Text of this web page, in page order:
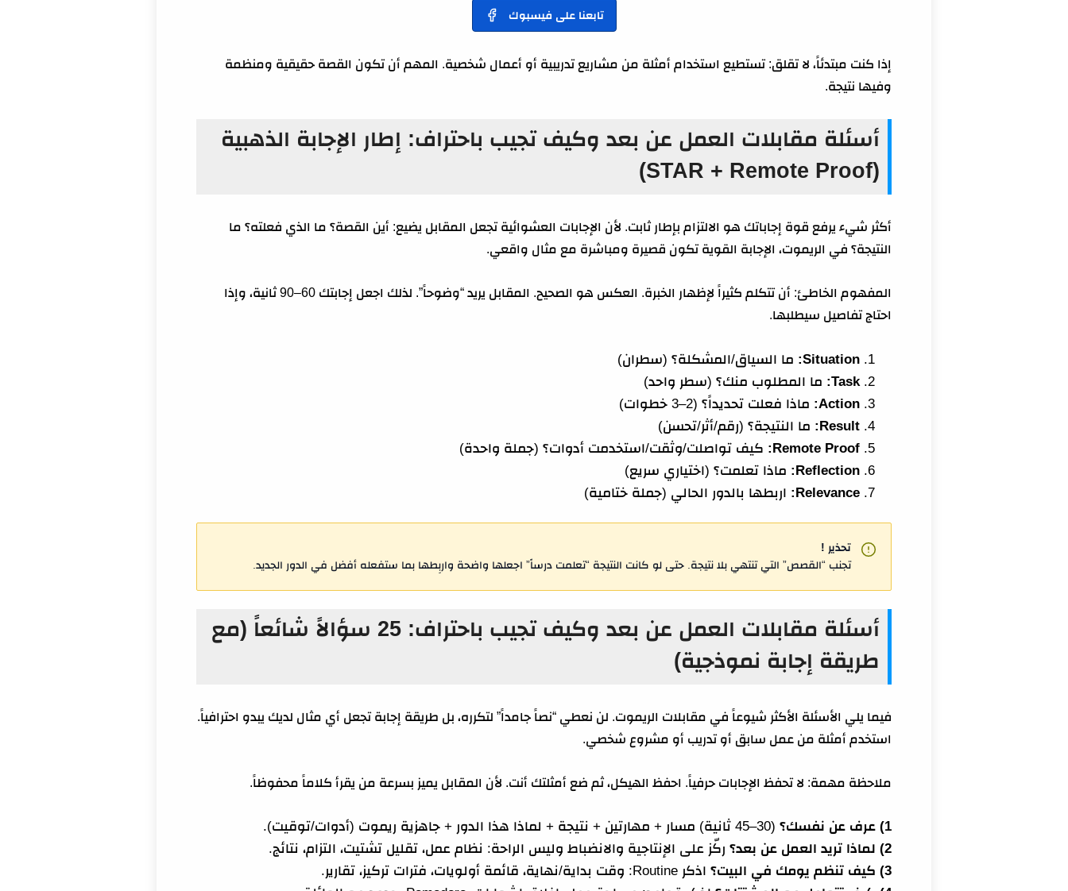
تابعنا على فيسبوك
إذا كنت مبتدئاً، لا تقلق: تستطيع استخدام أمثلة من مشاريع تدريبية أو أعمال شخصية. المهم أن تكون القصة حقيقية ومنظمة
وفيها نتيجة.
أسئلة مقابلات العمل عن بعد وكيف تجيب باحتراف: إطار الإجابة الذهبية
(STAR + Remote Proof)
أكثر شيء يرفع قوة إجاباتك هو الالتزام بإطار ثابت. لأن الإجابات العشوائية تجعل المقابل يضيع: أين القصة؟ ما الذي فعلته؟ ما
النتيجة؟ في الريموت، الإجابة القوية تكون قصيرة ومباشرة مع مثال واقعي.
المفهوم الخاطئ: أن تتكلم كثيراً لإظهار الخبرة. العكس هو الصحيح. المقابل يريد “وضوحاً”. لذلك اجعل إجابتك 60–90 ثانية، وإذا
احتاج تفاصيل سيطلبها.
Situation:
ما السياق/المشكلة؟ (سطران)
Task:
ما المطلوب منك؟ (سطر واحد)
Action:
ماذا فعلت تحديداً؟ (2–3 خطوات)
Result:
ما النتيجة؟ (رقم/أثر/تحسن)
Remote Proof:
كيف تواصلت/وثقت/استخدمت أدوات؟ (جملة واحدة)
Reflection:
ماذا تعلمت؟ (اختياري سريع)
Relevance:
اربطها بالدور الحالي (جملة ختامية)
تحذير !
تجنب “القصص” التي تنتهي بلا نتيجة. حتى لو كانت النتيجة “تعلمت درساً” اجعلها واضحة واربِطها بما ستفعله أفضل في الدور الجديد.
أسئلة مقابلات العمل عن بعد وكيف تجيب باحتراف: 25 سؤالاً شائعاً (مع
طريقة إجابة نموذجية)
فيما يلي الأسئلة الأكثر شيوعاً في مقابلات الريموت. لن نعطي “نصاً جامداً” لتكرره، بل طريقة إجابة تجعل أي مثال لديك يبدو احترافياً.
استخدم أمثلة من عمل سابق أو تدريب أو مشروع شخصي.
ملاحظة مهمة: لا تحفظ الإجابات حرفياً. احفظ الهيكل، ثم ضع أمثلتك أنت. لأن المقابل يميز بسرعة من يقرأ كلاماً محفوظاً.
1) عرف عن نفسك؟
(30–45 ثانية) مسار + مهارتين + نتيجة + لماذا هذا الدور + جاهزية ريموت (أدوات/توقيت).
2) لماذا تريد العمل عن بعد؟
ركّز على الإنتاجية والانضباط وليس الراحة: نظام عمل، تقليل تشتيت، التزام، نتائج.
3) كيف تنظم يومك في البيت؟
اذكر Routine: وقت بداية/نهاية، قائمة أولويات، فترات تركيز، تقارير.